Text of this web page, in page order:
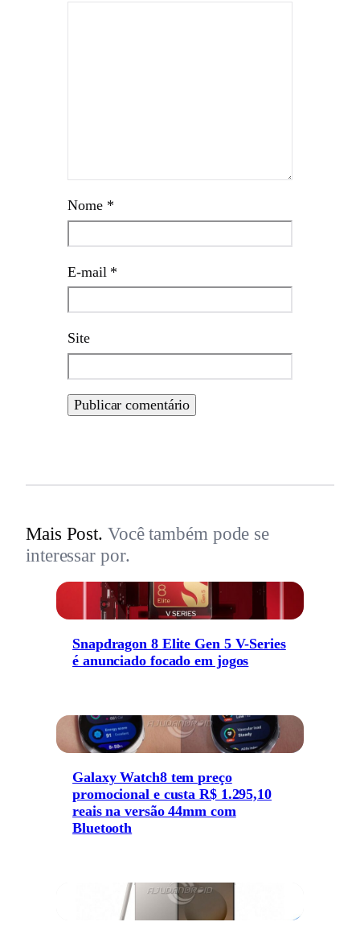
Nome *
E-mail *
Site
Mais Post. Você também pode se
interessar por.
Snapdragon 8 Elite Gen 5 V-Series
é anunciado focado em jogos
Galaxy Watch8 tem preço
promocional e custa R$ 1.295,10
reais na versão 44mm com
Bluetooth